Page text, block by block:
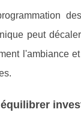
peut
l'ambiance